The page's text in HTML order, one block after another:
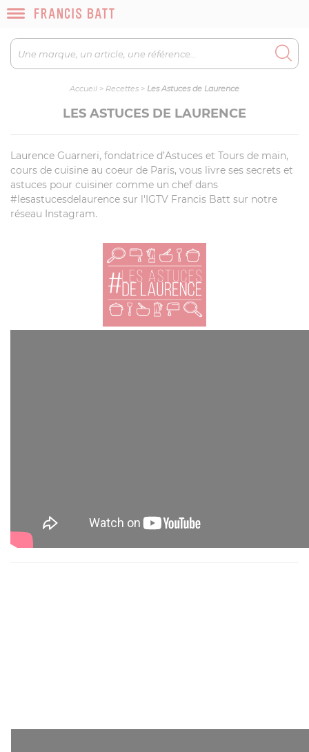
Accueil > Recettes > Les Astuces de Laurence
LES ASTUCES DE LAURENCE
Laurence Guarneri, fondatrice d’Astuces et Tours de main,
cours de cuisine au coeur de Paris, vous livre ses secrets et
astuces pour cuisiner comme un chef dans
#lesastucesdelaurence sur l'IGTV Francis Batt sur notre
réseau Instagram.